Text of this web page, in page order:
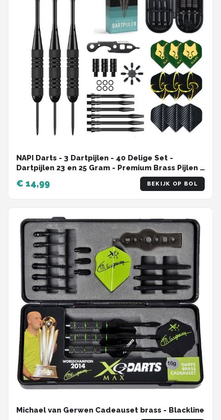
NAPI Darts - 3 Dartpijlen - 40 Delige Set -
Dartpijlen 23 en 25 Gram - Premium Brass Pijlen -
Hoge kwaliteit Steeltip - Inclusief Dart Flights - 2
Verschillende Lengtes - Inclusief Dart Case
€ 14,99 BEKIJK OP BOL
Michael van Gerwen Cadeauset brass - Blackline